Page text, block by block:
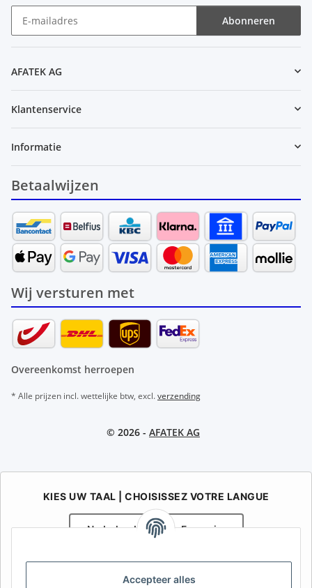
Accepteer alles
Abonneren
AFATEK AG
Klantenservice
Informatie
Betaalwijzen
Wij versturen met
Overeenkomst herroepen
* Alle prijzen incl. wettelijke btw, excl.verzending
© 2026 - AFATEK AG
KIES UW TAAL | CHOISISSEZ VOTRE LANGUE
Nederlands Français
Uw specialist in onderdelen voor aanhangwagens | Votre